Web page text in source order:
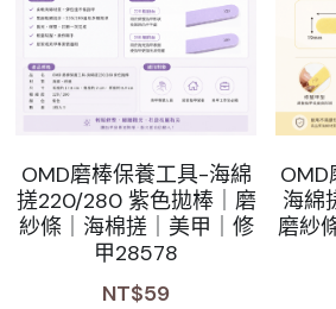
小紅書款
扁毛調色
極細睫毛
W型睫毛
WORLDLASH
睫毛黑膠
睫毛卸除
睫毛提拉
Sale睫毛
絕版扁毛
絕版圓毛
轉頭凝膠
凝膠筆刷
檢定商品
NEA睫毛協會
繁體中文
繁體中文
註冊/登入
OMD磨棒保養工具-海綿
搓220/280 紫色拋棒｜磨
紗條｜海棉搓｜美甲｜修
甲28578
NT$59
海綿
磨紗